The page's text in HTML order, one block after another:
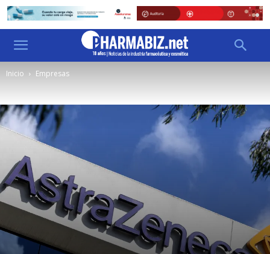
Inicio Empresas